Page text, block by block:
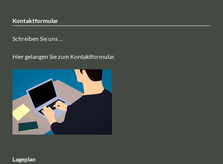
Kontaktformular
Schreiben Sie uns ...
Hier gelangen Sie zum Kontaktformular.
Lageplan